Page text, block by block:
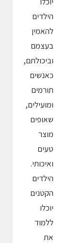
הילדים
להאמין
בעצמם
וביכולתם,
כאנשים
תורמים
ומועילים,
שאופים
מוצר
טעים
ואיכותי.
הילדים
הקטנים
יוכלו
ללמוד
את